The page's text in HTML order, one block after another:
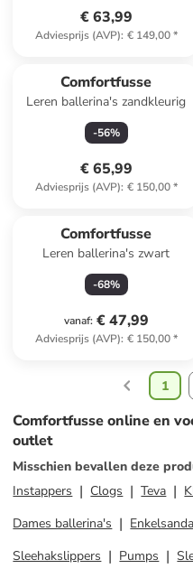
€ 63,99
Adviesprijs (AVP): € 149,00*
Comfortfusse
Leren ballerina's zandkleurig
-56%
€ 65,99
Adviesprijs (AVP): € 150,00*
Comfortfusse
Leren ballerina's zwart
-68%
vanaf: € 47,99
Adviesprijs (AVP): € 150,00*
1
Comfortfusse online en
outlet
Misschien bevallen deze
Instappers
Clogs Teva
Dames ballerina's
Sleehakslippers
Pumps